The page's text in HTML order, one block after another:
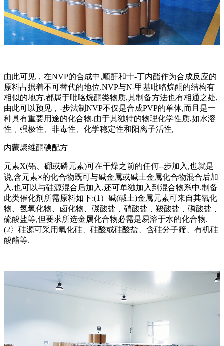
由此可见，在NVP的合成中,顺酐和十-丁内酯作为合成反应的
原料占据着不可替代的地位.NVP与N-甲基吡咯烷酮的结构有
相似的地方,都属于吡咯烷酮类物质,其制备方法也有相通之处,
由此可以预见，-步法制NVP不仅是合成PVP的单体,而且是一
种具有重要用途的化合物.由于其独特的物理化学性质,如水溶
性﹑强极性、非毒性、化学稳定性和阳离子活性,
内蒙聚维酮碘配方
元素X(铝、硼或磷元素)可在干燥之前的任何--步加入,也就是
说,含元素×的化合物既可与碱金属或碱土金属化合物混合后加
入,也可以与硅源混合后加入,还可单独加入到混合物系中.制备
此类催化剂所需原料如下:(1）碱(碱土)金属元素可来自其氧化
物、氢氧化物、卤化物、碳酸盐﹑硝酸盐﹑羧酸盐﹑磷酸盐﹑
硫酸盐等,但要求所选金属化合物必需是易溶于水的化合物.
(2〉硅源可采用氧化硅、硅酸或硅酸盐、含硅分子筛、有机硅
酸酯等.